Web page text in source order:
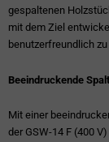
gespaltenen
mit dem Ziel
benutzerfreundlich zu
Beeindruckende
Mit einer
der GSW-14 F (400